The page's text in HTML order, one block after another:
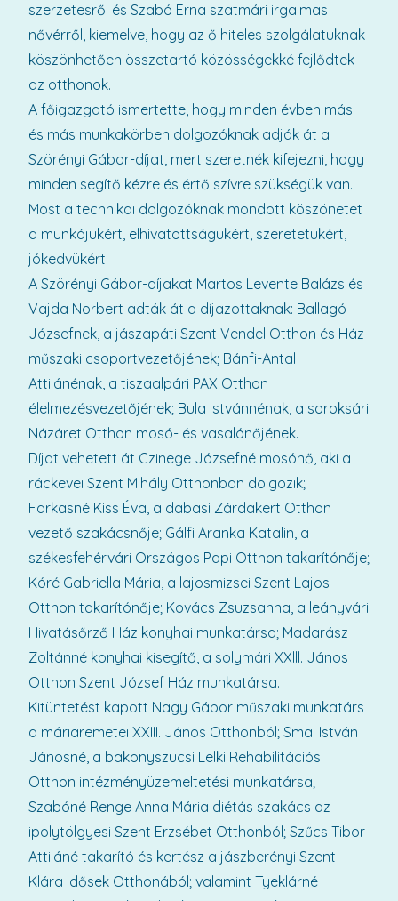
szerzetesről és Szabó Erna szatmári irgalmas
nővérről, kiemelve, hogy az ő hiteles szolgálatuknak
köszönhetően összetartó közösségekké fejlődtek
az otthonok.
A főigazgató ismertette, hogy minden évben más
és más munkakörben dolgozóknak adják át a
Szörényi Gábor-díjat, mert szeretnék kifejezni, hogy
minden segítő kézre és értő szívre szükségük van.
Most a technikai dolgozóknak mondott köszönetet
a munkájukért, elhivatottságukért, szeretetükért,
jókedvükért.
A Szörényi Gábor-díjakat Martos Levente Balázs és
Vajda Norbert adták át a díjazottaknak: Ballagó
Józsefnek, a jászapáti Szent Vendel Otthon és Ház
műszaki csoportvezetőjének; Bánfi-Antal
Attilánénak, a tiszaalpári PAX Otthon
élelmezésvezetőjének; Bula Istvánnénak, a soroksári
Názáret Otthon mosó- és vasalónőjének.
Díjat vehetett át Czinege Józsefné mosónő, aki a
ráckevei Szent Mihály Otthonban dolgozik;
Farkasné Kiss Éva, a dabasi Zárdakert Otthon
vezető szakácsnője; Gálfi Aranka Katalin, a
székesfehérvári Országos Papi Otthon takarítónője;
Kóré Gabriella Mária, a lajosmizsei Szent Lajos
Otthon takarítónője; Kovács Zsuzsanna, a leányvári
Hivatásőrző Ház konyhai munkatársa; Madarász
Zoltánné konyhai kisegítő, a solymári XXlll. János
Otthon Szent József Ház munkatársa.
Kitüntetést kapott Nagy Gábor műszaki munkatárs
a máriaremetei XXIII. János Otthonból; Smal István
Jánosné, a bakonyszücsi Lelki Rehabilitációs
Otthon intézményüzemeltetési munkatársa;
Szabóné Renge Anna Mária diétás szakács az
ipolytölgyesi Szent Erzsébet Otthonból; Szűcs Tibor
Attiláné takarító és kertész a jászberényi Szent
Klára Idősek Otthonából; valamint Tyeklárné